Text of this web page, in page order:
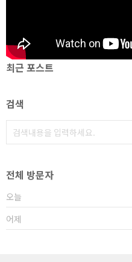
최근 포스트
검색
전체 방문자
오늘
어제